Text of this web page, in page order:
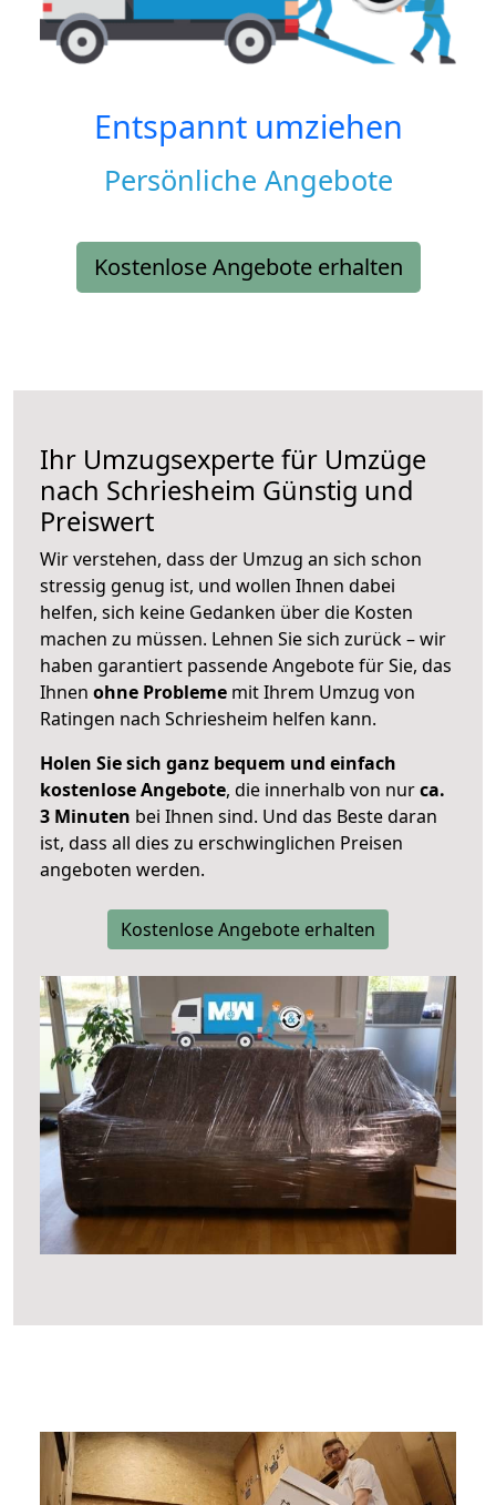
Entspannt umziehen
Persönliche Angebote
Kostenlose Angebote erhalten
Ihr Umzugsexperte für Umzüge
nach Schriesheim Günstig und
Preiswert
Wir verstehen, dass der Umzug an sich schon
stressig genug ist, und wollen Ihnen dabei
helfen, sich keine Gedanken über die Kosten
machen zu müssen. Lehnen Sie sich zurück – wir
haben garantiert passende Angebote für Sie, das
Ihnen ohne Probleme mit Ihrem Umzug von
Ratingen nach Schriesheim helfen kann.
Holen Sie sich ganz bequem und einfach
kostenlose Angebote, die innerhalb von nurca.
3 Minuten bei Ihnen sind. Und das Beste daran
ist, dass all dies zu erschwinglichen Preisen
angeboten werden.
Kostenlose Angebote erhalten